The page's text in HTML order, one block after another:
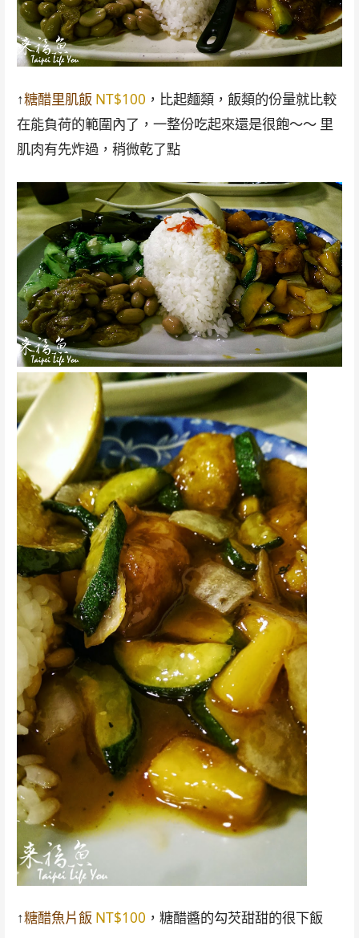
↑糖醋里肌飯 NT$100 ，比起麵類，飯類的份量就比較
在能負荷的範圍內了，一整份吃起來還是很飽～～ 里
肌肉有先炸過，稍微乾了點
↑糖醋魚片飯 NT$100 ，糖醋醬的勾芡甜甜的很下飯